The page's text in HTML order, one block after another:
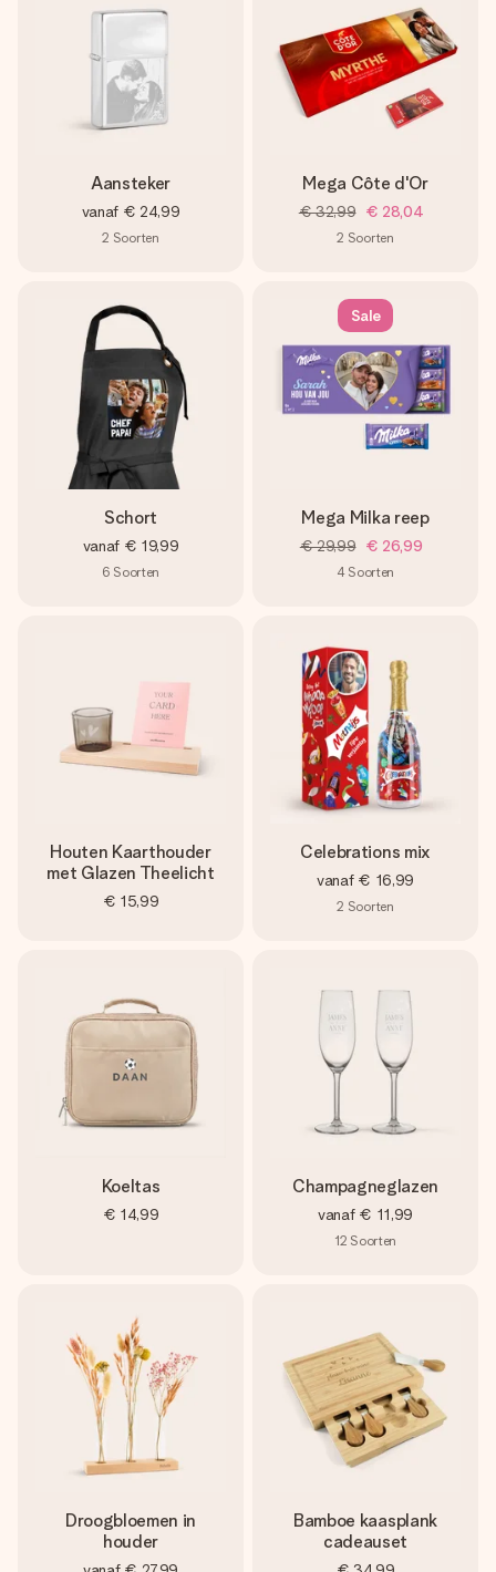
Aansteker
vanaf € 24,99
2 Soorten
Mega Côte d'Or
€ 32,99 € 28,04
2 Soorten
Schort
vanaf € 19,99
6 Soorten
Sale
Mega Milka reep
€ 29,99 € 26,99
4 Soorten
Houten Kaarthouder
met Glazen Theelicht
€ 15,99
Celebrations mix
vanaf € 16,99
2 Soorten
Koeltas
€ 14,99
Champagneglazen
vanaf € 11,99
12 Soorten
Droogbloemen in
houder
Bamboe kaasplank
cadeauset